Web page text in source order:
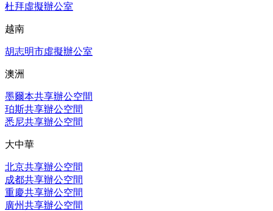
杜拜虛擬辦公室
越南
胡志明市虛擬辦公室
澳洲
墨爾本共享辦公空間
珀斯共享辦公空間
悉尼共享辦公空間
大中華
北京共享辦公空間
成都共享辦公空間
重慶共享辦公空間
廣州共享辦公空間